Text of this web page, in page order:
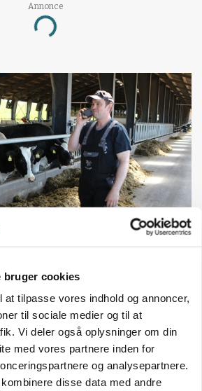
bruger cookies
at tilpasse vores indhold og annoncer,
til sociale medier og til at
Vi deler også oplysninger om din
med vores partnere inden for
og analysepartnere.
disse data med andre
Annonce
Loading...
nyt høringsforslag
Annonce